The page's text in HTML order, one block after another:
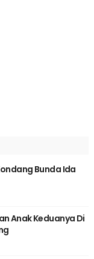
Bunda Ida
Anak Keduanya Di